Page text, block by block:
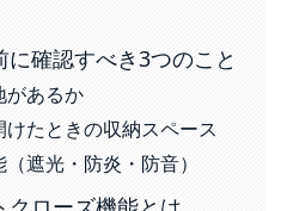
確認すべき3つのこと
あるか
たときの収納スペース
遮光・防炎・防音）